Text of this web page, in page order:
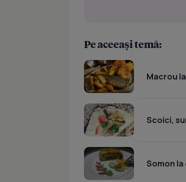
Pe aceeași temă:
Macrou
Scoici,
Somon